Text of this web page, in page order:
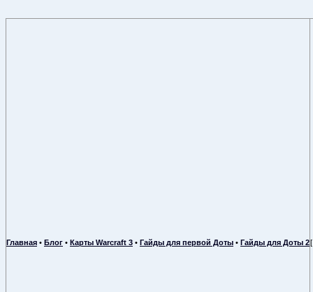
Главная • Блог • Карты Warcraft 3 • Гайды для первой Доты • Гайды для Доты 2